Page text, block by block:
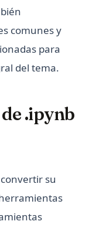
comunes y
para
del tema.
.ipynb
su